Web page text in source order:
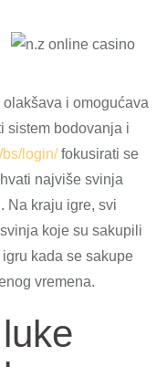
i omogućava
sistem bodovanja i
bs/login/fokusirati se
najviše svinja
Na kraju igre, svi
koje su sakupili
​​kada se sakupe
vremena.